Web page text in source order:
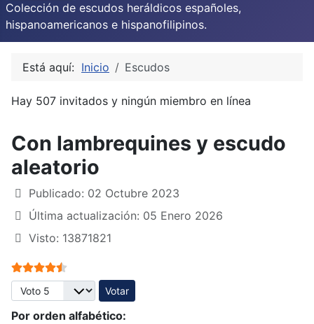
Colección de escudos heráldicos españoles,
hispanoamericanos e hispanofilipinos.
Está aquí: Inicio Escudos
Hay 507 invitados y ningún miembro en línea
Con lambrequines y escudo
aleatorio
Publicado: 02 Octubre 2023
Última actualización: 05 Enero 2026
Visto: 13871821
Ratio:4.5/
Por favor, vote
Por orden alfabético: